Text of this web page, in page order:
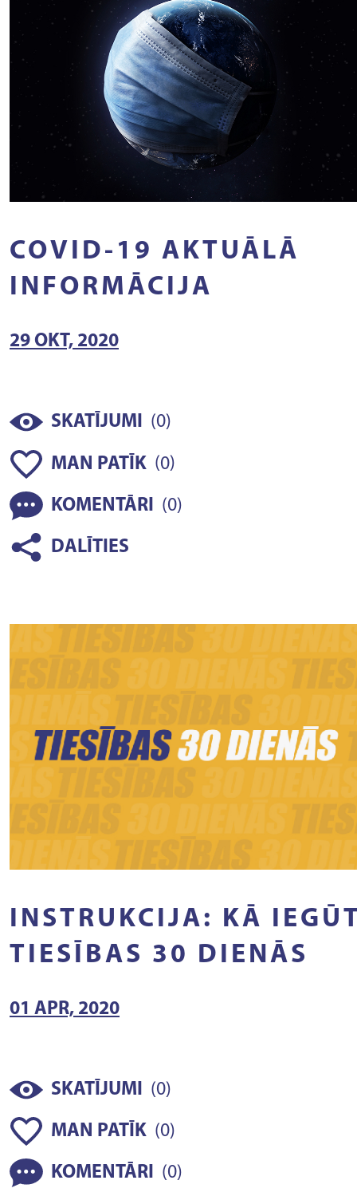
COVID-19 AKTUĀLĀ
INFORMĀCIJA
29 OKT, 2020
SKATĪJUMI (0)
MAN PATĪK (0)
KOMENTĀRI (0)
DALĪTIES
INSTRUKCIJA: KĀ
TIESĪBAS 30 DIENĀS
01 APR, 2020
SKATĪJUMI (0)
MAN PATĪK (0)
KOMENTĀRI (0)